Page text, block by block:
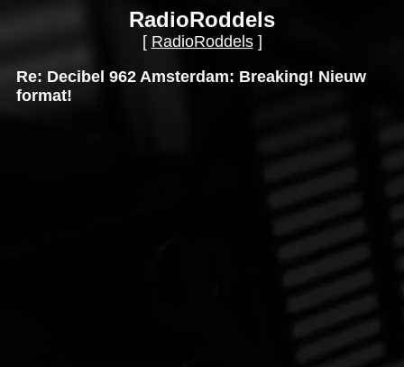
RadioRoddels
[ RadioRoddels]
Re: Decibel 962 Amsterdam: Breaking! Nieuw
format!